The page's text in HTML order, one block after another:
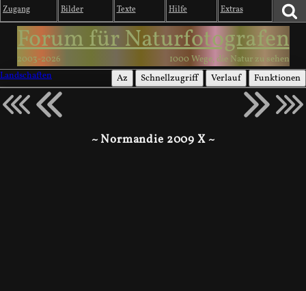
Zugang Bilder Texte Hilfe Extras
Forum für Naturfotografen
2003-2026
1000 Wege, die Natur zu sehen
Landschaften
Az Schnellzugriff Verlauf Funktionen
~ Normandie 2009 X ~